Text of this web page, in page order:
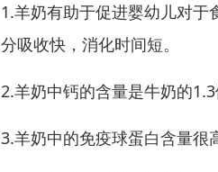
1.羊奶有助于促进婴幼儿对
分吸收快，消化时间短。
2.羊奶中钙的含量是牛奶的
3.羊奶中的免疫球蛋白含量很